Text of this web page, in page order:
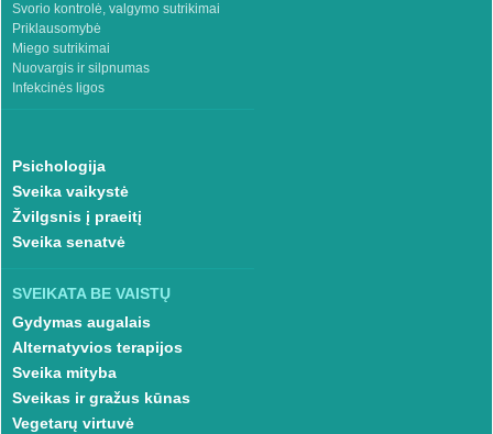
Svorio kontrolė, valgymo sutrikimai
Priklausomybė
Miego sutrikimai
Nuovargis ir silpnumas
Infekcinės ligos
Psichologija
Sveika vaikystė
Žvilgsnis į praeitį
Sveika senatvė
SVEIKATA BE VAISTŲ
Gydymas augalais
Alternatyvios terapijos
Sveika mityba
Sveikas ir gražus kūnas
Vegetarų virtuvė